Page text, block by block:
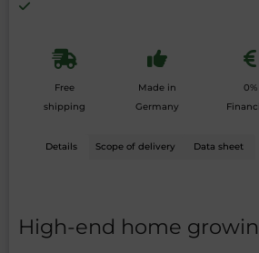
Free
shipping
Made in
Germany
0%
Details Scope of delivery Data sheet
High-end home